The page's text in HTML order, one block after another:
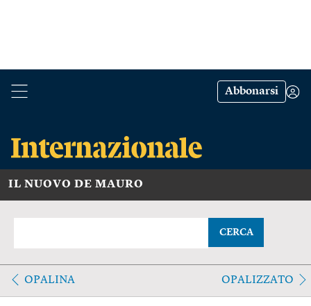
Abbonarsi
IL NUOVO DE MAURO
CERCA
OPALINA OPALIZZATO